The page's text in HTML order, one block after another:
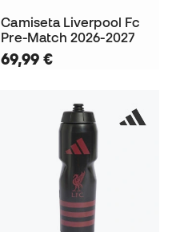
Camiseta Liverpool Fc
Pre-Match 2026-2027
69,99 €